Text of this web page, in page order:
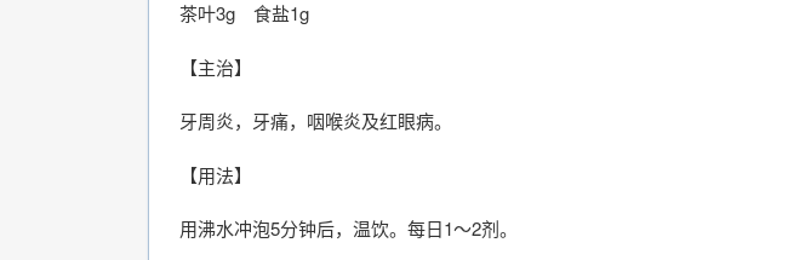
茶叶3g 食盐1g
【主治】
牙周炎，牙痛，咽喉炎及红眼病。
【用法】
用沸水冲泡5分钟后，温饮。每日1～2剂。